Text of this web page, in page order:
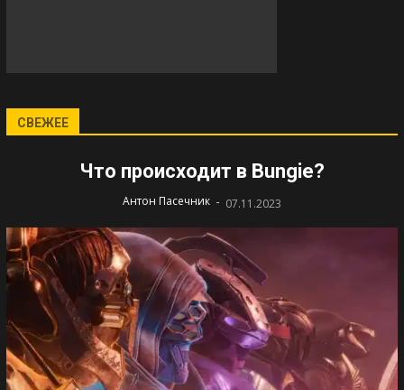
СВЕЖЕЕ
Что происходит в Bungie?
Антон Пасечник - 07.11.2023